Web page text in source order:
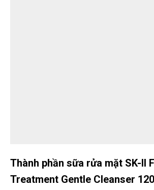
Thành phần sữa rửa mặt SK-II
Treatment Gentle Cleanser